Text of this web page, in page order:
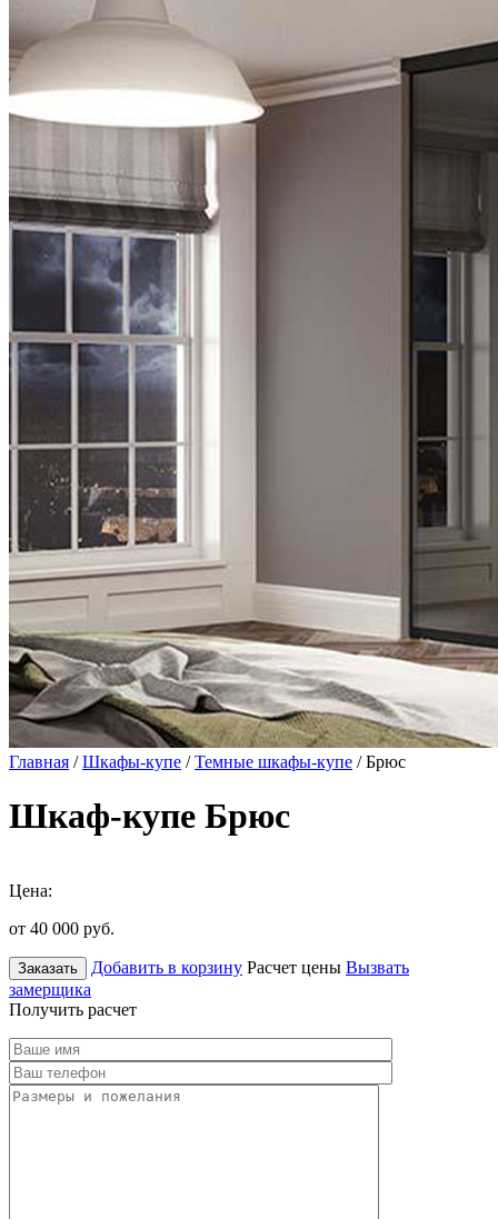
Главная /Шкафы-купе /Темные шкафы-купе / Брюс
Шкаф-купе Брюс
Цена:
от 40 000 руб.
Заказать Добавить в корзину Расчет цены Вызвать
замерщика
Получить расчет